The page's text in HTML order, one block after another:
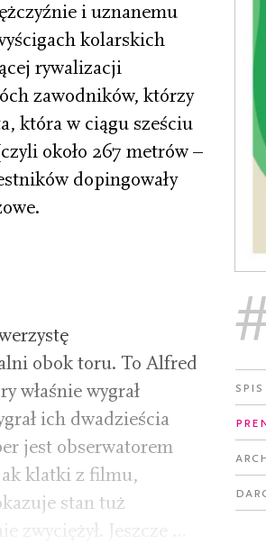
i uznanemu
kolarskich
rywalizacji
zawodników, którzy
która w ciągu sześciu
około 267 metrów –
dopingowały
obok toru. To Alfred
właśnie wygrał
ich dwadzieścia
jest obserwatorem
klatki z filmu,
stan tuż
zwyciężył. Jeszcze …